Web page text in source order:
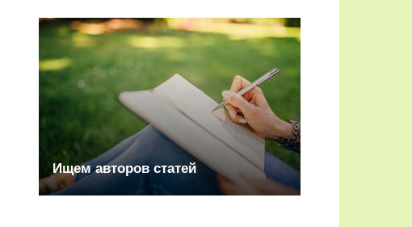
Ищем авторов статей